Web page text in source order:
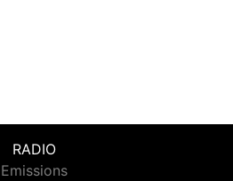
RADIO
Emissions